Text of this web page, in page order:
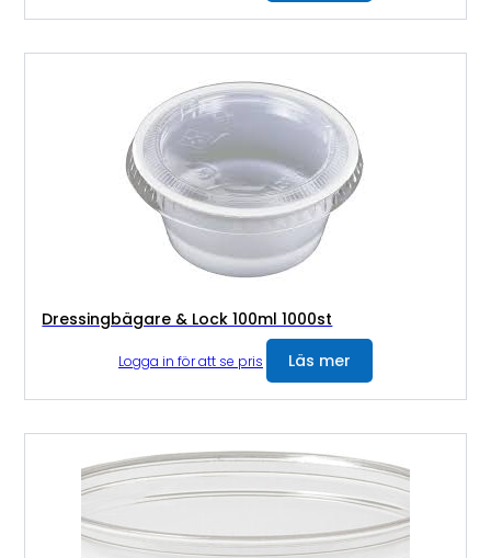
Dressingbägare & Lock 100ml 1000st
Logga in för att se pris Läs mer